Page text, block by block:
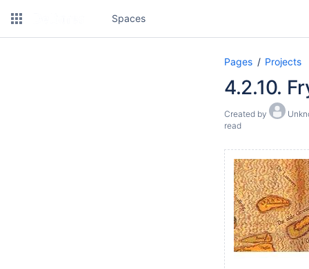
Spaces
Pages Projects
4.2.10.
Created by
read